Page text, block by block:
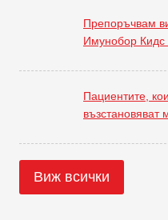
Препоръчвам
Имунобор Кидс
Пациентите,
възстановяват
Виж всички